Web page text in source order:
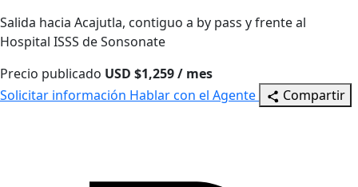
Salida hacia Acajutla, contiguo a by pass y frente al
Hospital ISSS de Sonsonate
Precio publicado USD $1,259 / mes
Solicitar información Hablar con el Agente Compartir